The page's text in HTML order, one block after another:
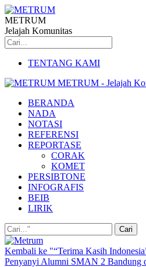
METRUM
Jelajah Komunitas
TENTANG KAMI
METRUM - Jelajah
BERANDA
NADA
NOTASI
REFERENSI
REPORTASE
CORAK
KOMET
PERSIBTONE
INFOGRAFIS
BEIB
LIRIK
Kembali ke "“Terima Kasih
Penyanyi Alumni SMAN 2